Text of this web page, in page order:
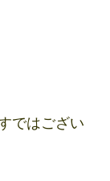
ではござい